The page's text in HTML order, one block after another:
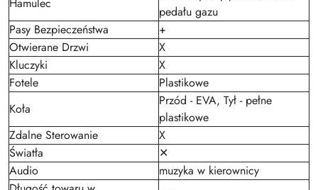
pedału gazu
Pasy Bezpieczeństwa
+
Otwierane Drzwi
X
Kluczyki
X
Fotele
Plastikowe
Koła
Przód - EVA, Tył - pełne
plastikowe
Zdalne Sterowanie
X
Światła
✕
Audio
muzyka w kierownicy